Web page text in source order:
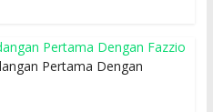
Pertama Dengan